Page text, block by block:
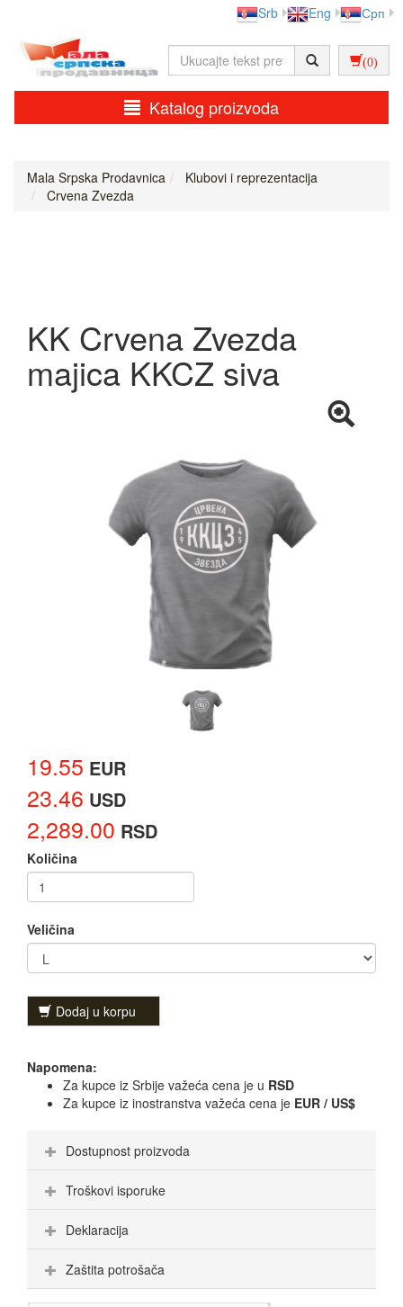
Srb Eng Срп
(0)
Katalog proizvoda
Mala Srpska Prodavnica
Klubovi i reprezentacija
Crvena Zvezda
KK Crvena Zvezda
majica KKCZ siva
19.55 EUR
23.46 USD
2,289.00 RSD
Količina
Veličina
Dodaj u korpu
Napomena:
Za kupce iz Srbije važeća cena je u RSD
Za kupce iz inostranstva važeća cena je EUR / US$
Dostupnost proizvoda
Troškovi isporuke
Deklaracija
Zaštita potrošača